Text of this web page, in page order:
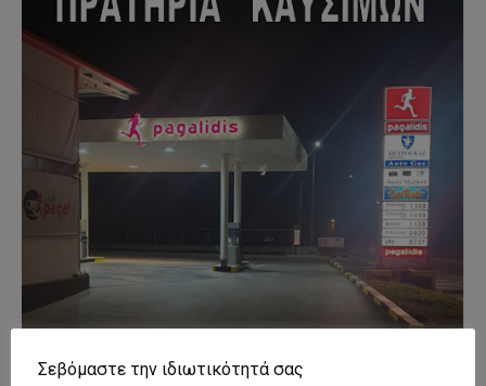
Σεβόμαστε την ιδιωτικότητά σας